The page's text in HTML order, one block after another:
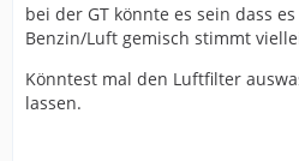
bei der GT könnte es sein dass
Benzin/Luft gemisch stimmt
Könntest mal den Luftfilter
lassen.